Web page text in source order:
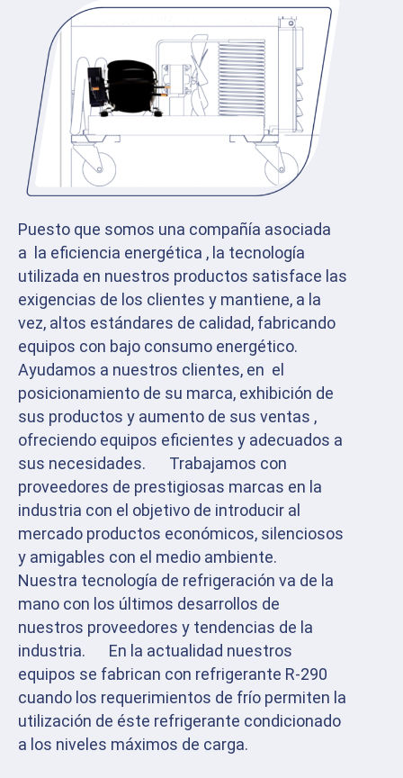
Puesto que somos una compañía asociada
a la eficiencia energética , la tecnología
utilizada en nuestros productos satisface las
exigencias de los clientes y mantiene, a la
vez, altos estándares de calidad, fabricando
equipos con bajo consumo energético.
Ayudamos a nuestros clientes, en el
posicionamiento de su marca, exhibición de
sus productos y aumento de sus ventas ,
ofreciendo equipos eficientes y adecuados a
sus necesidades. Trabajamos con
proveedores de prestigiosas marcas en la
industria con el objetivo de introducir al
mercado productos económicos, silenciosos
y amigables con el medio ambiente.
Nuestra tecnología de refrigeración va de la
mano con los últimos desarrollos de
nuestros proveedores y tendencias de la
industria. En la actualidad nuestros
equipos se fabrican con refrigerante R-290
cuando los requerimientos de frío permiten la
utilización de éste refrigerante condicionado
a los niveles máximos de carga.